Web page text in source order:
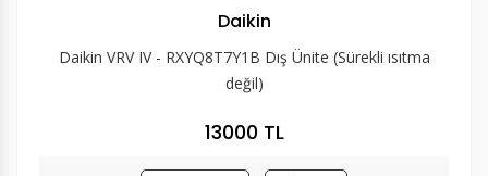
Daikin
Daikin VRV IV - RXYQ8T7Y1B Dış Ünite (Sürekli ısıtma
değil)
13000 TL